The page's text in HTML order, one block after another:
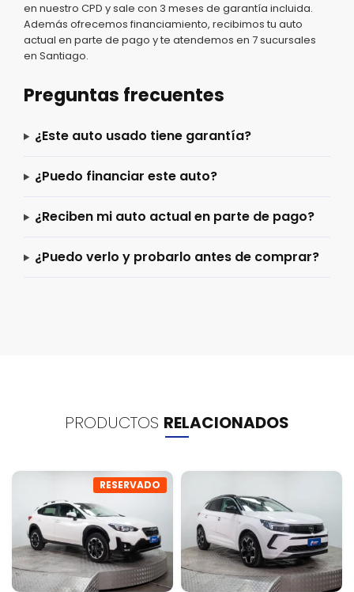
en nuestro CPD y sale con 3 meses de garantía incluida.
Además ofrecemos financiamiento, recibimos tu auto
actual en parte de pago y te atendemos en 7 sucursales
en Santiago.
Preguntas frecuentes
¿Este auto usado tiene garantía?
¿Puedo financiar este auto?
¿Reciben mi auto actual en parte de pago?
¿Puedo verlo y probarlo antes de comprar?
PRODUCTOS RELACIONADOS
RESERVADO